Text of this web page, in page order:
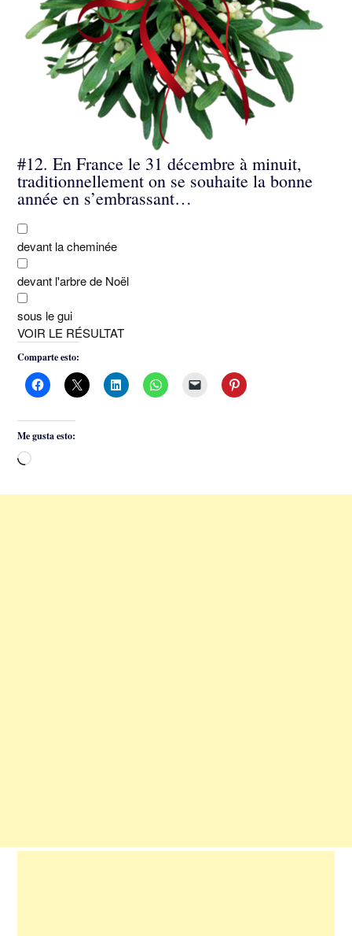
#12. En France le 31 décembre à minuit,
traditionnellement on se souhaite la bonne
année en s’embrassant…
devant la cheminée
devant l'arbre de Noël
sous le gui
VOIR LE RÉSULTAT
Comparte esto:
Me gusta esto:
Cargando...